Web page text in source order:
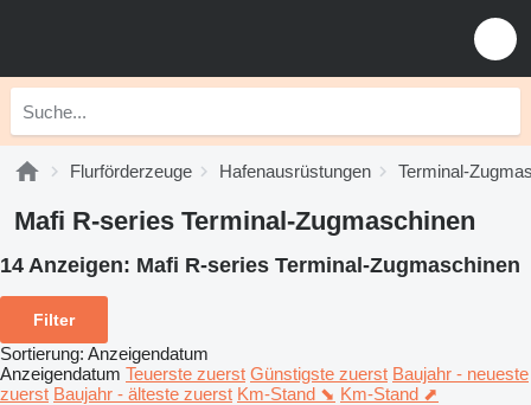
Flurförderzeuge Hafenausrüstungen Terminal-
Mafi R-series Terminal-Zugmaschinen
14 Anzeigen: Mafi R-series Terminal-Zugmaschinen
Filter
Sortierung: Anzeigendatum
Anzeigendatum Teuerste zuerst Günstigste zuerst Baujahr - neueste
zuerst Baujahr - älteste zuerst Km-Stand ⬊ Km-Stand ⬈